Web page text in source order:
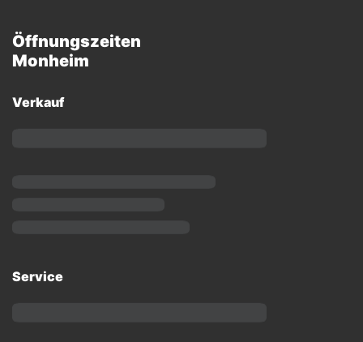
Öffnungszeiten
Monheim
Verkauf
Service